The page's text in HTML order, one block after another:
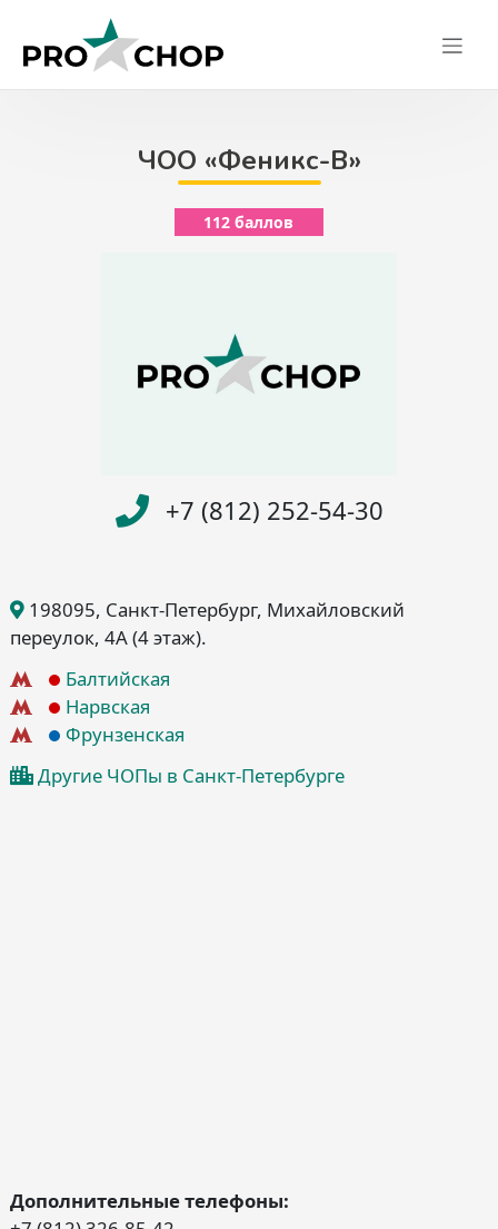
content
ЧОО «Феникс-В»
112 баллов
+7 (812) 252-54-30
198095, Санкт-Петербург, Михайловский
переулок, 4А(4 этаж).
Балтийская
Нарвская
Фрунзенская
Другие ЧОПы в Санкт-Петербурге
Дополнительные телефоны: